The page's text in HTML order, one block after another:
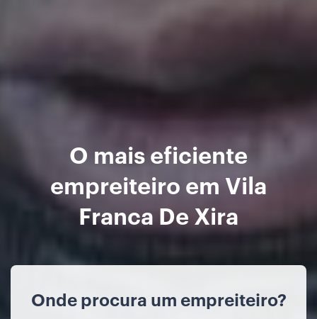
O mais eficiente
empreiteiro em Vila
Franca De Xira
Onde procura um empreiteiro?